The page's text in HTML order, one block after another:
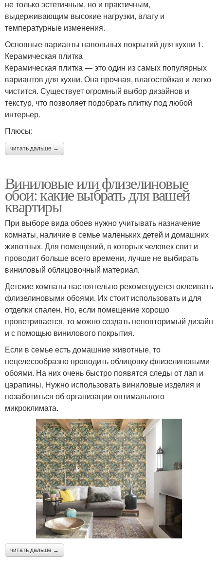
не только эстетичным, но и практичным,
выдерживающим высокие нагрузки, влагу и
температурные изменения.
Основные варианты напольных покрытий для кухни 1.
Керамическая плитка
Керамическая плитка — это один из самых популярных
вариантов для кухни. Она прочная, влагостойкая и легко
чистится. Существует огромный выбор дизайнов и
текстур, что позволяет подобрать плитку под любой
интерьер.
Плюсы:
читать дальше →
Виниловые или флизелиновые
обои: какие выбрать для вашей
квартиры
При выборе вида обоев нужно учитывать назначение
комнаты, наличие в семье маленьких детей и домашних
животных. Для помещений, в которых человек спит и
проводит больше всего времени, лучше не выбирать
виниловый облицовочный материал.
Детские комнаты настоятельно рекомендуется оклеивать
флизелиновыми обоями. Их стоит использовать и для
отделки спален. Но, если помещение хорошо
проветривается, то можно создать неповторимый дизайн
и с помощью винилового покрытия.
Если в семье есть домашние животные, то
нецелесообразно проводить облицовку флизелиновыми
обоями. На них очень быстро появятся следы от лап и
царапины. Нужно использовать виниловые изделия и
позаботиться об организации оптимального
микроклимата.
читать дальше →